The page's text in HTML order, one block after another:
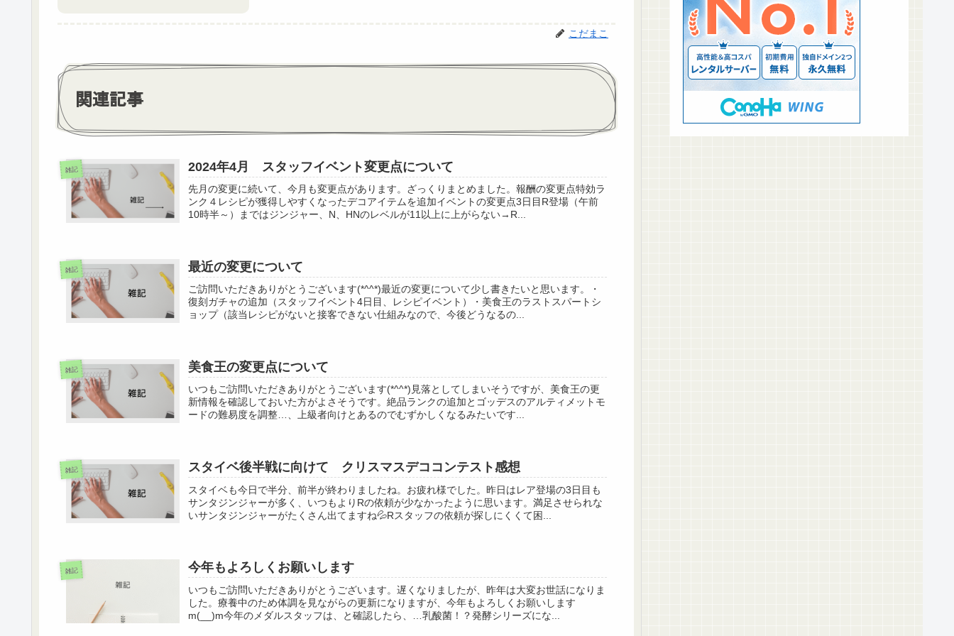
こだまこ
関連記事
雑記 2024年4月 スタッフイベント変更点について
先月の変更に続いて、今月も変更点があります。ざっくりまとめました。報酬の変更点特効ラ
ンク４レシピが獲得しやすくなったデコアイテムを追加イベントの変更点3日目R登場（午前
10時半～）まではジンジャー、N、HNのレベルが11以上に上がらない→R...
雑記 最近の変更について
ご訪問いただきありがとうございます(*^^*)最近の変更について少し書きたいと思います。・
復刻ガチャの追加（スタッフイベント4日目、レシピイベント）・美食王のラストスパートシ
ョップ（該当レシピがないと接客できない仕組みなので、今後どうなるの...
雑記 美食王の変更点について
いつもご訪問いただきありがとうございます(*^^*)見落としてしまいそうですが、美食王の更
新情報を確認しておいた方がよさそうです。絶品ランクの追加とゴッデスのアルティメットモ
ードの難易度を調整…、上級者向けとあるのでむずかしくなるみたいです...
雑記 スタイベ後半戦に向けて クリスマスデココンテスト感想
スタイベも今日で半分、前半が終わりましたね。お疲れ様でした。昨日はレア登場の3日目も
サンタジンジャーが多く、いつもよりRの依頼が少なかったように思います。満足させられな
いサンタジンジャーがたくさん出てますね💦Rスタッフの依頼が探しにくくて困...
雑記 今年もよろしくお願いします
いつもご訪問いただきありがとうございます。遅くなりましたが、昨年は大変お世話になりま
した。療養中のため体調を見ながらの更新になりますが、今年もよろしくお願いします
m(__)m今年のメダルスタッフは、と確認したら、…乳酸菌！？発酵シリーズにな...